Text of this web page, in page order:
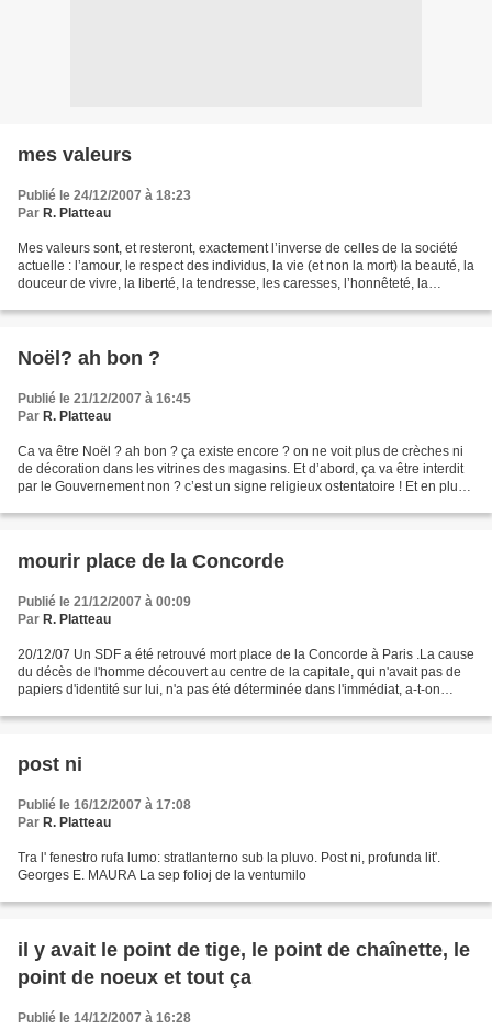
mes valeurs
Publié le 24/12/2007 à 18:23
Par R. Platteau
Mes valeurs sont, et resteront, exactement l’inverse de celles de la société
actuelle : l’amour, le respect des individus, la vie (et non la mort) la beauté, la
douceur de vivre, la liberté, la tendresse, les caresses, l’honnêteté, la
Noël? ah bon ?
Publié le 21/12/2007 à 16:45
Par R. Platteau
Ca va être Noël ? ah bon ? ça existe encore ? on ne voit plus de crèches ni
de décoration dans les vitrines des magasins. Et d’abord, ça va être interdit
par le Gouvernement non ? c’est un signe religieux ostentatoire ! Et en plus
mourir place de la Concorde
Publié le 21/12/2007 à 00:09
Par R. Platteau
20/12/07 Un SDF a été retrouvé mort place de la Concorde à Paris .La cause
du décès de l'homme découvert au centre de la capitale, qui n'avait pas de
papiers d'identité sur lui, n'a pas été déterminée dans l'immédiat, a-t-on
post ni
Publié le 16/12/2007 à 17:08
Par R. Platteau
Tra l' fenestro rufa lumo: stratlanterno sub la pluvo. Post ni, profunda lit'.
Georges E. MAURA La sep folioj de la ventumilo
il y avait le point de tige, le point de chaînette, le
point de noeux et tout ça
Publié le 14/12/2007 à 16:28